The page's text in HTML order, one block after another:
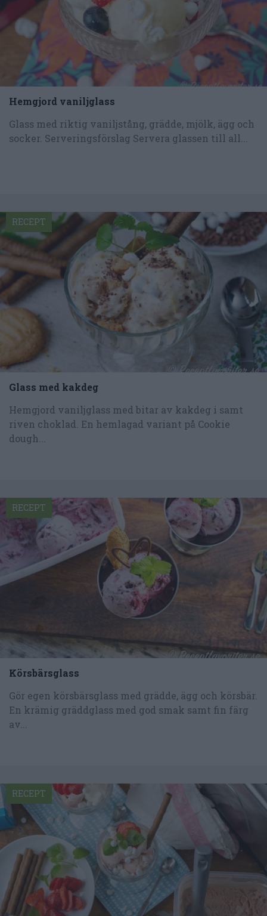
Hemgjord vaniljglass
Glass med riktig vaniljstång, grädde, mjölk, ägg och
socker. Serveringsförslag Servera glassen till all...
Glass med kakdeg
Hemgjord vaniljglass med bitar av kakdeg i samt
riven choklad. En hemlagad variant på Cookie
dough...
RECEPT
Körsbärsglass
Gör egen körsbärsglass med grädde, ägg och körsbär.
En krämig gräddglass med god smak samt fin färg
av...
RECEPT
RECEPT